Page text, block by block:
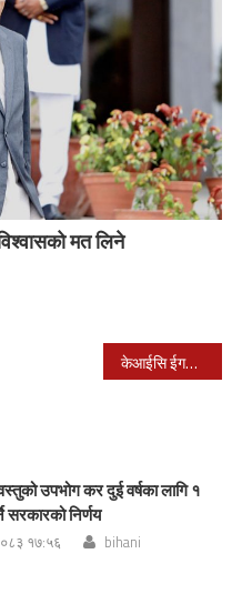
मत लिने
केआईसि ईगल एफसि प्रथम रनअरअप : दमदार प्रदर्शन
उपभोग कर दुई वर्षका लागि १
सरकारको निर्णय
१७:५६ bihani